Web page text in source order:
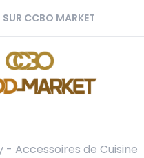
SUR CCBO MARKET
- Accessoires de Cuisine